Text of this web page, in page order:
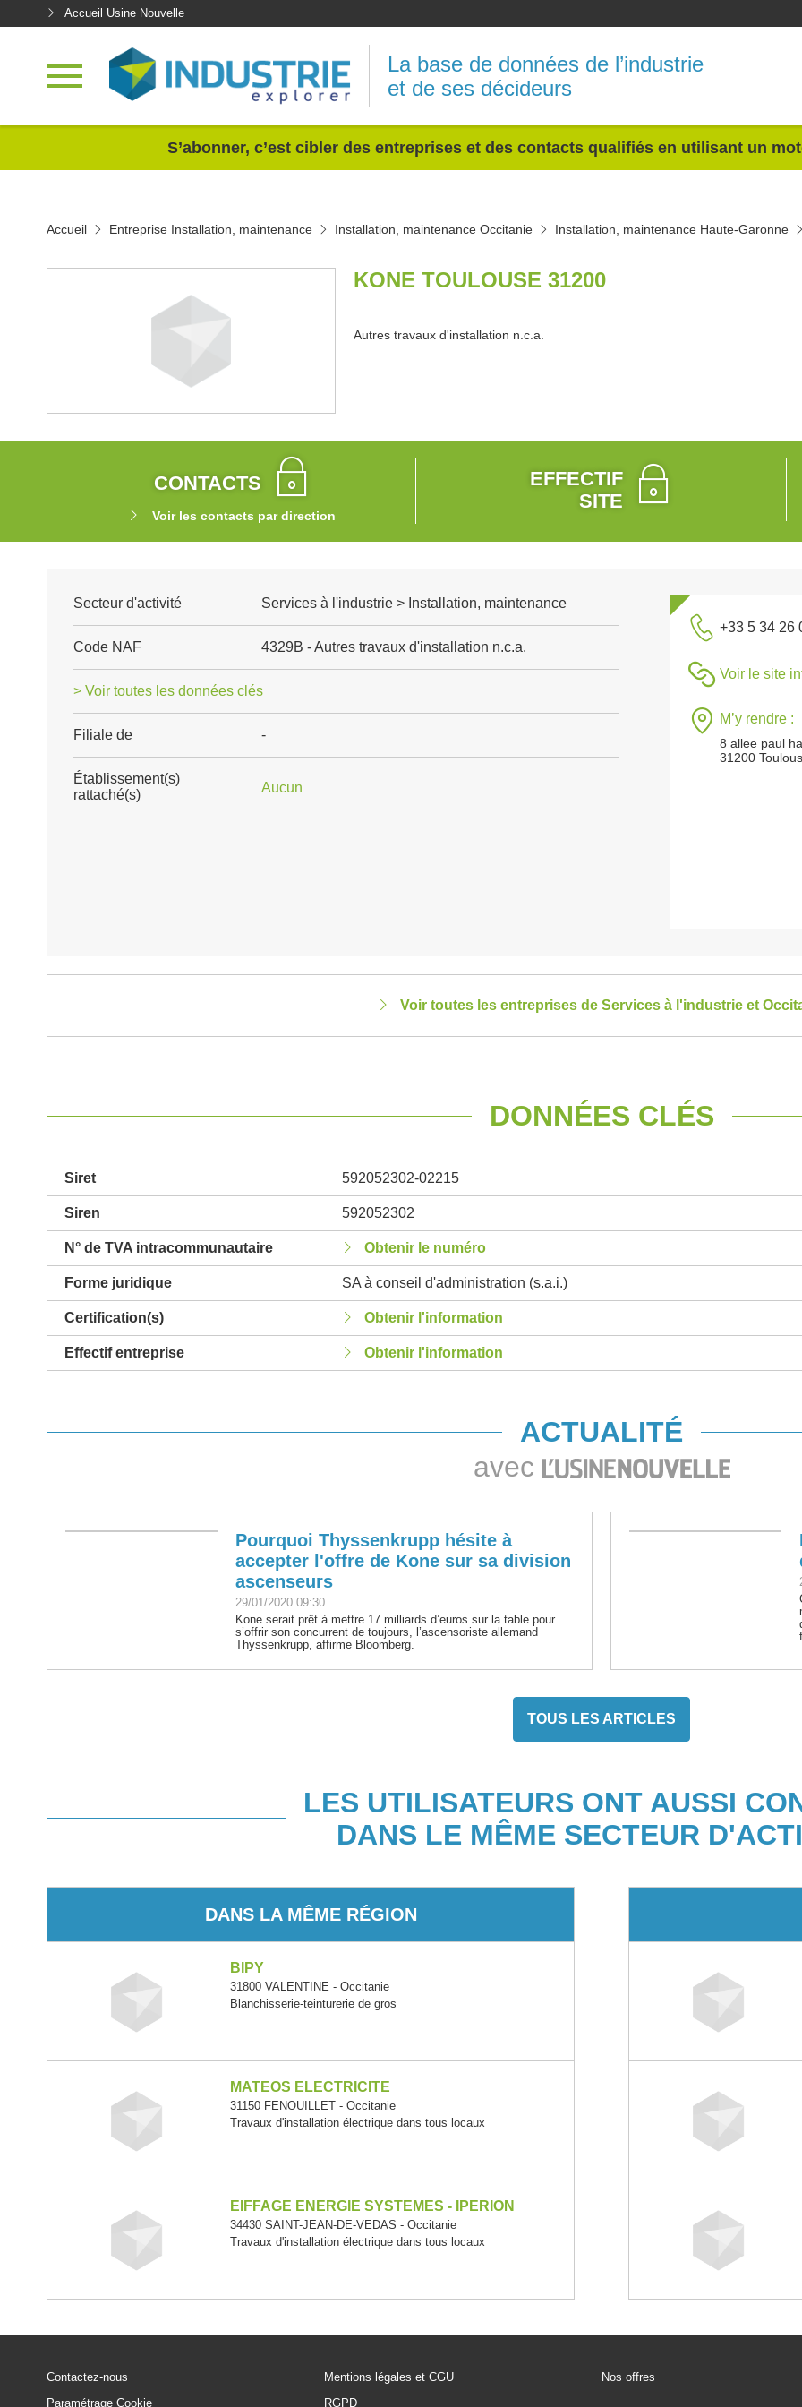
Accueil Usine Nouvelle
La base de données de l’industrie
et de ses décideurs
S’abonner, c’est cibler des entreprises et des contacts qualifiés en utilisant un
Accueil Entreprise Installation, maintenance Installation, maintenance Occitanie Installation, maintenance Haute-Garonne
KONE TOULOUSE 31200
Autres travaux d'installation n.c.a.
CONTACTS
Voir les contacts par direction
EFFECTIF
SITE
Secteur d'activité Services à l'industrie > Installation, maintenance
Code NAF 4329B - Autres travaux d'installation n.c.a.
> Voir toutes les données clés
Filiale de -
Établissement(s)
rattaché(s)
Aucun
+33 5 34 26
Voir le site
M’y rendre :
8 allee paul
31200
Voir toutes les entreprises de Services à l'industrie et
DONNÉES CLÉS
Siret 592052302-02215
Siren 592052302
N° de TVA intracommunautaire Obtenir le numéro
Forme juridique SA à conseil d'administration (s.a.i.)
Certification(s) Obtenir l'information
Effectif entreprise Obtenir l'information
ACTUALITÉ
avec
Pourquoi Thyssenkrupp hésite à
accepter l'offre de Kone sur sa division
ascenseurs
29/01/2020 09:30
Kone serait prêt à mettre 17 milliards d’euros sur la table pour
s’offrir son concurrent de toujours, l’ascensoriste allemand
Thyssenkrupp, affirme Bloomberg.
TOUS LES ARTICLES
LES UTILISATEURS ONT AUSSI
DANS LE MÊME SECTEUR
DANS LA MÊME RÉGION
BIPY
31800 VALENTINE - Occitanie
Blanchisserie-teinturerie de gros
MATEOS ELECTRICITE
31150 FENOUILLET - Occitanie
Travaux d'installation électrique dans tous locaux
EIFFAGE ENERGIE SYSTEMES - IPERION
34430 SAINT-JEAN-DE-VEDAS - Occitanie
Travaux d'installation électrique dans tous locaux
Contactez-nous
Paramétrage Cookie
Mentions légales et CGU
RGPD
Nos offres